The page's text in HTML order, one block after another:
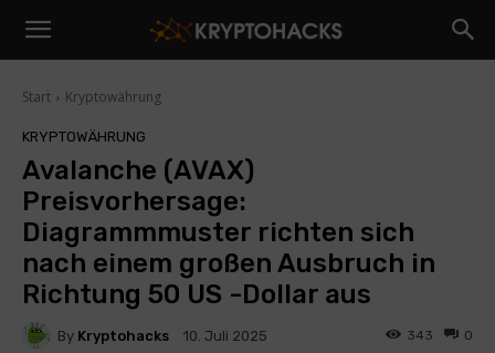
Start Kryptowährung
KRYPTOWÄHRUNG
Avalanche (AVAX)
Preisvorhersage:
Diagrammmuster richten sich
nach einem großen Ausbruch in
Richtung 50 US -Dollar aus
By Kryptohacks 10. Juli 2025 0
343